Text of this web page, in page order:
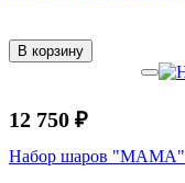
В корзину
12 750 ₽
Набор шаров "МАМА"